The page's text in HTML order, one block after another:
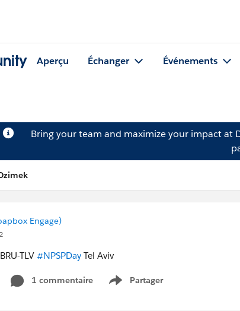
Aperçu Échanger Événements
Bring your team and maximize your impact at
Engage)
TLV #NPSPDay Tel Aviv
1 commentaire Partager
Show menu